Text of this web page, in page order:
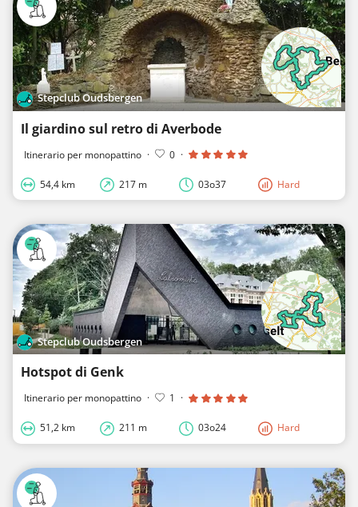
Stepclub Oudsbergen
Il giardino sul retro di Averbode
Itinerario per monopattino · 0 ·
54,4 km 217 m 03o37 Hard
Stepclub Oudsbergen
Hotspot di Genk
Itinerario per monopattino · 1 ·
51,2 km 211 m 03o24 Hard